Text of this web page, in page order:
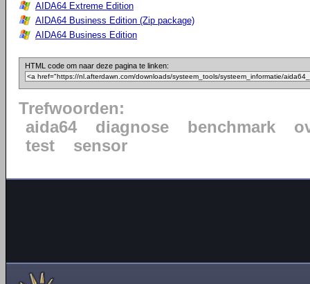
AIDA64 Extreme Edition
AIDA64 Business Edition (Zip package)
AIDA64 Business Edition
HTML code om naar deze pagina te linken:
Trefwoorden:
aida64
diagnose benchmark
test
sensor